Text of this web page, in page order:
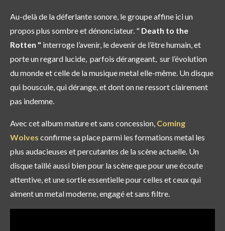
Au-delà de la déferlante sonore, le groupe affine ici un
propos plus sombre et dénonciateur. " Death to the
Rotten " interroge l’avenir, le devenir de l’être humain, et
porte un regard lucide, parfois dérangeant, sur l’évolution
du monde et celle de la musique metal elle-même. Un disque
qui bouscule, qui dérange, et dont on ne ressort clairement
pas indemne.
Avec cet album mature et sans concession, Coming
Wolves confirme sa place parmi les formations metal les
plus audacieuses et percutantes de la scène actuelle. Un
disque taillé aussi bien pour la scène que pour une écoute
attentive, et une sortie essentielle pour celles et ceux qui
aiment un metal moderne, engagé et sans filtre.